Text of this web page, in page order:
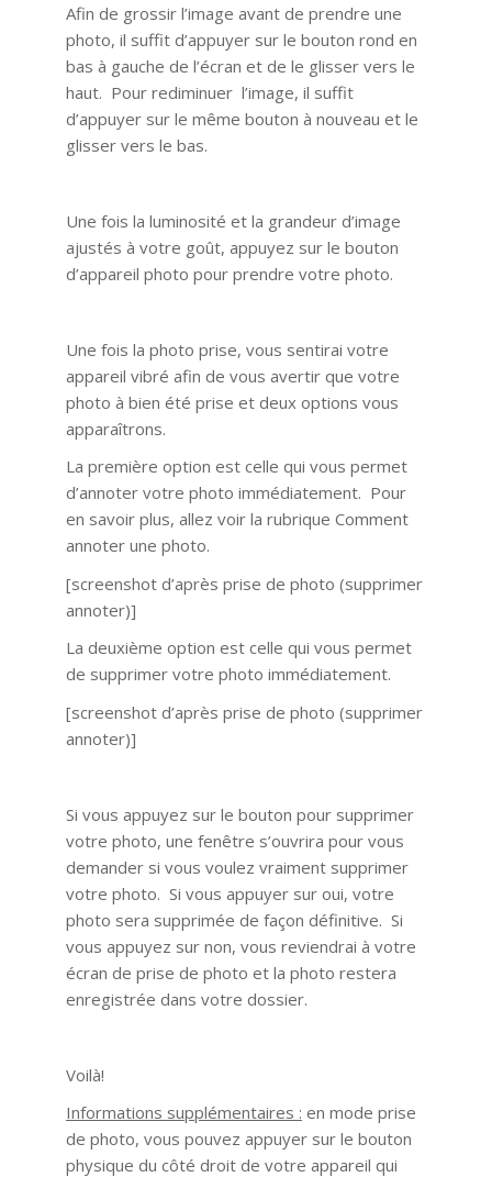
Afin de grossir l’image avant de prendre une
photo, il suffit d’appuyer sur le bouton rond en
bas à gauche de l’écran et de le glisser vers le
haut. Pour rediminuer l’image, il suffit
d’appuyer sur le même bouton à nouveau et le
glisser vers le bas.
Une fois la luminosité et la grandeur d’image
ajustés à votre goût, appuyez sur le bouton
d’appareil photo pour prendre votre photo.
Une fois la photo prise, vous sentirai votre
appareil vibré afin de vous avertir que votre
photo à bien été prise et deux options vous
apparaîtrons.
La première option est celle qui vous permet
d’annoter votre photo immédiatement. Pour
en savoir plus, allez voir la rubrique Comment
annoter une photo.
[screenshot d’après prise de photo (supprimer
annoter)]
La deuxième option est celle qui vous permet
de supprimer votre photo immédiatement.
[screenshot d’après prise de photo (supprimer
annoter)]
Si vous appuyez sur le bouton pour supprimer
votre photo, une fenêtre s’ouvrira pour vous
demander si vous voulez vraiment supprimer
votre photo. Si vous appuyer sur oui, votre
photo sera supprimée de façon définitive. Si
vous appuyez sur non, vous reviendrai à votre
écran de prise de photo et la photo restera
enregistrée dans votre dossier.
Voilà!
Informations supplémentaires : en mode prise
de photo, vous pouvez appuyer sur le bouton
physique du côté droit de votre appareil qui